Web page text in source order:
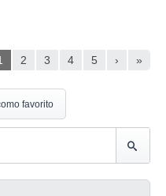
2 3 4 5 › »
favorito